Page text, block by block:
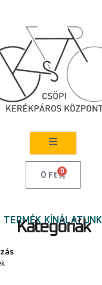
0 Ft 0
TERMÉK KÍNÁLATUNK
Kategóriák